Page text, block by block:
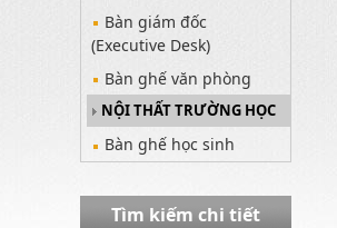
Bàn giám đốc
(Executive Desk)
Bàn ghế văn phòng
NỘI THẤT TRƯỜNG HỌC
Bàn ghế học sinh
Tìm kiếm chi tiết